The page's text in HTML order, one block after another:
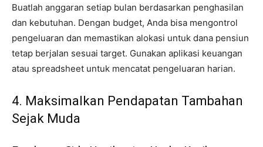
Buatlah anggaran setiap bulan berdasarkan penghasilan
dan kebutuhan. Dengan budget, Anda bisa mengontrol
pengeluaran dan memastikan alokasi untuk dana pensiun
tetap berjalan sesuai target. Gunakan aplikasi keuangan
atau spreadsheet untuk mencatat pengeluaran harian.
4. Maksimalkan Pendapatan Tambahan
Sejak Muda